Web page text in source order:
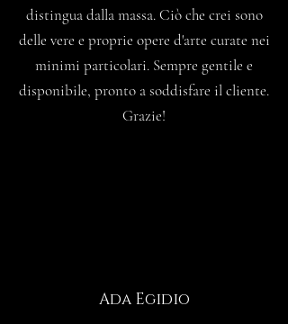
distingua dalla massa. Ciò che crei sono
delle vere e proprie opere d'arte curate nei
minimi particolari. Sempre gentile e
disponibile, pronto a soddisfare il cliente.
Grazie!
Ada Egidio